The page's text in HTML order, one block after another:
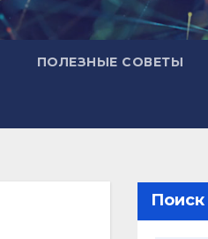
ПОЛЕЗНЫЕ СОВЕТЫ
Поиск